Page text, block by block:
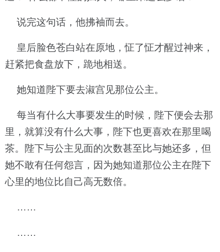
说完这句话，他拂袖而去。
皇后脸色苍白站在原地，怔了怔才醒过神来，
赶紧把食盘放下，跪地相送。
她知道陛下要去淑宫见那位公主。
每当有什么大事要发生的时候，陛下便会去那
里，就算没有什么大事，陛下也更喜欢在那里喝
茶。陛下与公主见面的次数甚至比与她还多，但
她不敢有任何怨言，因为她知道那位公主在陛下
心里的地位比自己高无数倍。
……
……